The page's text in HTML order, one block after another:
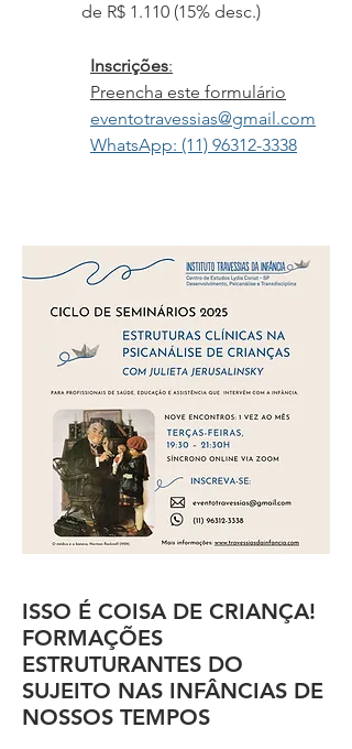
de R$ 1.110 (15% desc.)
Inscrições:
Preencha este formulário
eventotravessias@gmail.com
WhatsApp: (11) 96312-3338
ISSO É COISA DE CRIANÇA!
FORMAÇÕES
ESTRUTURANTES DO
SUJEITO NAS INFÂNCIAS DE
NOSSOS TEMPOS